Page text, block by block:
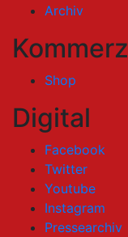
Archiv
Kommerz
Shop
Digital
Facebook
Twitter
Youtube
Instagram
Pressearchiv